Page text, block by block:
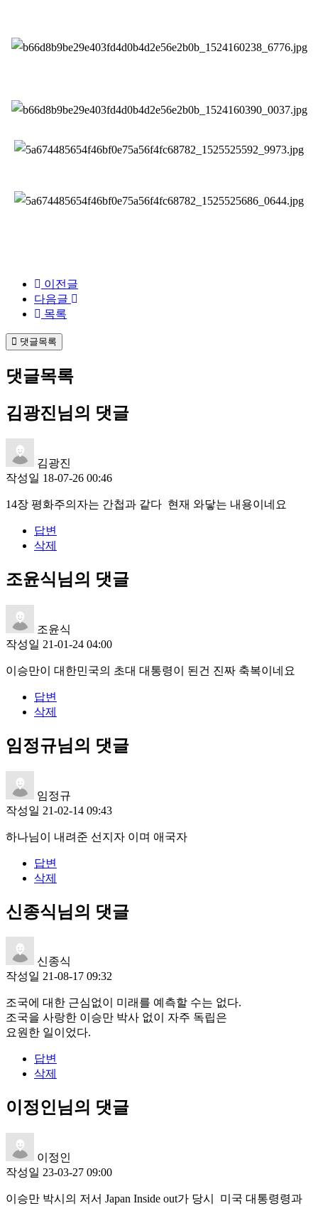
이전글
다음글
목록
댓글목록
댓글목록
김광진님의 댓글
김광진
작성일 18-07-26 00:46
14장 평화주의자는 간첩과 같다 현재 와닿는 내용이네요
답변
삭제
조윤식님의 댓글
조윤식
작성일 21-01-24 04:00
이승만이 대한민국의 초대 대통령이 된건 진짜 축복이네요
답변
삭제
임정규님의 댓글
임정규
작성일 21-02-14 09:43
하나님이 내려준 선지자 이며 애국자
답변
삭제
신종식님의 댓글
신종식
작성일 21-08-17 09:32
조국에 대한 근심없이 미래를 예측할 수는 없다.
조국을 사랑한 이승만 박사 없이 자주 독립은
요원한 일이었다.
답변
삭제
이정인님의 댓글
이정인
작성일 23-03-27 09:00
이승만 박시의 저서 Japan Inside out가 당시 미국 대통령령과